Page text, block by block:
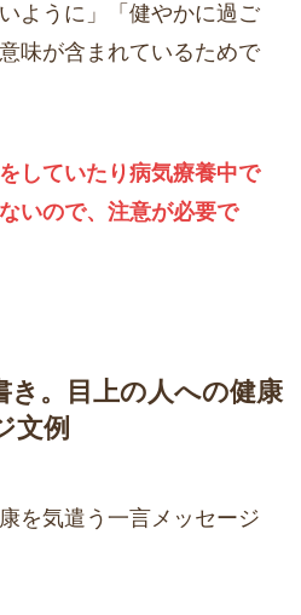
ように」「健やかに過ご
味が含まれているためで
していたり病気療養中で
いので、注意が必要で
き。目上の人への健康
文例
を気遣う一言メッセージ